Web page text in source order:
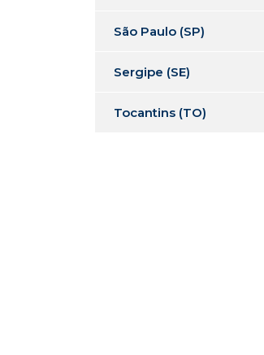
São Paulo (SP)
Sergipe (SE)
Tocantins (TO)